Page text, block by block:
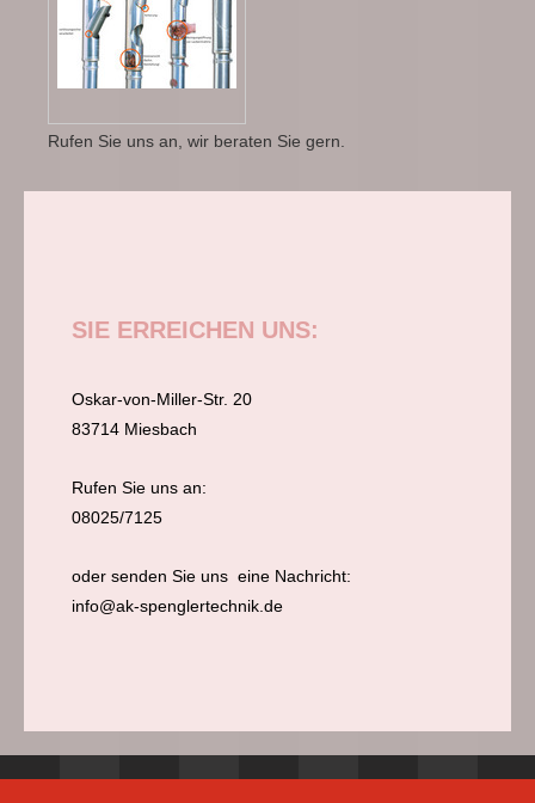
Rufen Sie uns an, wir beraten Sie gern.
SIE ERREICHEN UNS:
Oskar-von-Miller-Str. 20
83714 Miesbach
Rufen Sie uns an:
08025/7125
odersenden Sie uns eine Nachricht:
info@ak-spenglertechnik.de